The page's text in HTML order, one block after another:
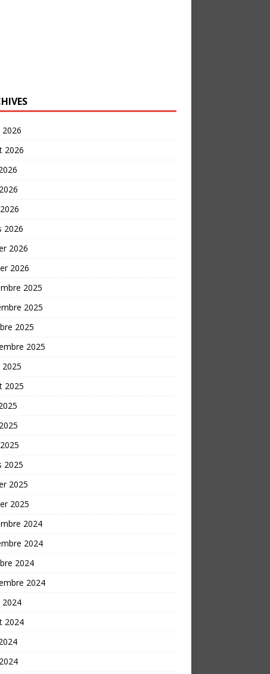
2026
2026
2026
2026
2025
2025
2025
2025
2025
2025
2025
2025
2024
2024
2024
2024
2024